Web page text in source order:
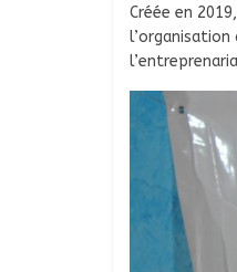
Créée en